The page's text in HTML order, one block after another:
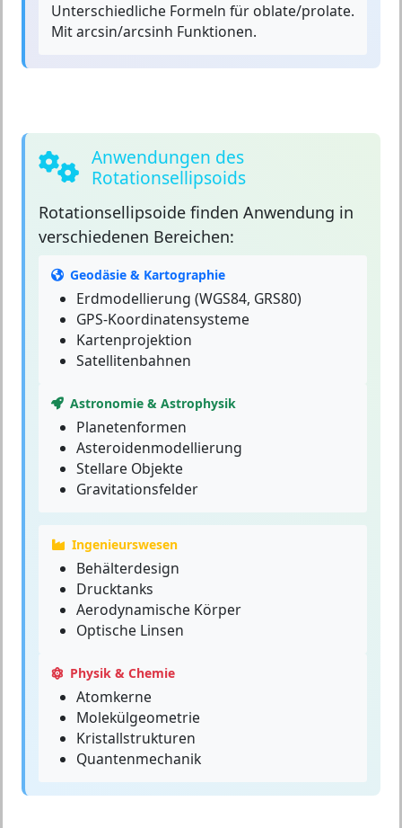
Unterschiedliche Formeln für oblate/prolate.
Mit arcsin/arcsinh Funktionen.
Anwendungen des
Rotationsellipsoids
Rotationsellipsoide finden Anwendung in
verschiedenen Bereichen:
Geodäsie & Kartographie
Erdmodellierung (WGS84, GRS80)
GPS-Koordinatensysteme
Kartenprojektion
Satellitenbahnen
Astronomie & Astrophysik
Planetenformen
Asteroidenmodellierung
Stellare Objekte
Gravitationsfelder
Ingenieurswesen
Behälterdesign
Drucktanks
Aerodynamische Körper
Optische Linsen
Physik & Chemie
Atomkerne
Molekülgeometrie
Kristallstrukturen
Quantenmechanik